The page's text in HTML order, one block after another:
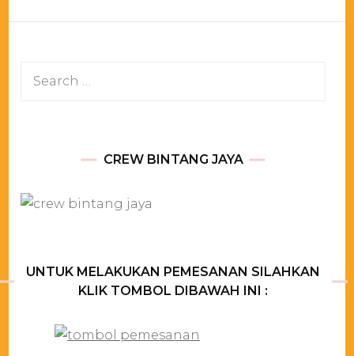
Search
CREW BINTANG JAYA
UNTUK MELAKUKAN PEMESANAN SILAHKAN
KLIK TOMBOL DIBAWAH INI :